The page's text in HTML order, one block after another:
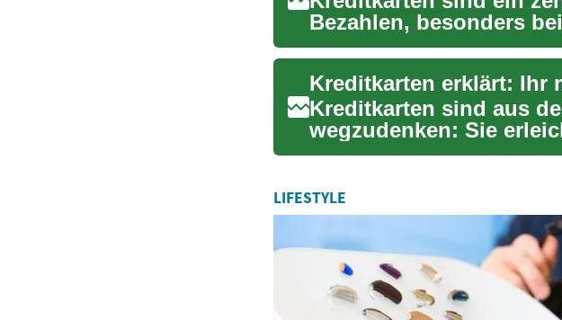
Bezahlen, besonders
Reisen. Di...
Kreditkarten erklärt: Ihr
Kreditkarten sind aus
wegzudenken: Sie
und bargeldlose Zahlu...
LIFESTYLE